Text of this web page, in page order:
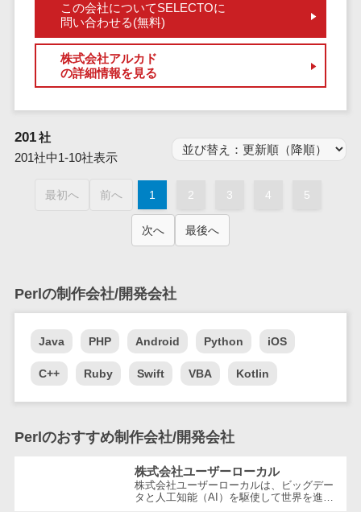
ファイル暗号
化
不正検知サー
ビス
業務全般
FAX配信システ
FAX受信サービ
ビス
BPMツール
ワークフロー
マニュアル作
成ツール
この会社についてSELECTOに
問い合わせる(無料)
株式会社アルカド
の詳細情報を見る
201社
201社中1-10社表示
最初へ 前へ 1 2 3 4 5
次へ 最後へ
Perlの制作会社/開発会社
Java PHP Android Python iOS
C++ Ruby Swift VBA Kotlin
Perlのおすすめ制作会社/開発会社
株式会社ユーザーローカル
株式会社ユーザーローカルは、ビッグデー
タと人工知能（AI）を駆使して世界を進化